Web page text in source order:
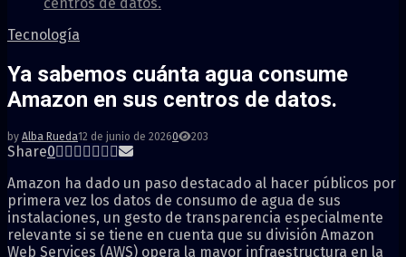
Tecnología
Ya sabemos cuánta agua consume
Amazon en sus centros de datos.
by Alba Rueda12 de junio de 20260 203
Share0
Amazon ha dado un paso destacado al hacer públicos por
primera vez los datos de consumo de agua de sus
instalaciones, un gesto de transparencia especialmente
relevante si se tiene en cuenta que su división Amazon
Web Services (AWS) opera la mayor infraestructura en la